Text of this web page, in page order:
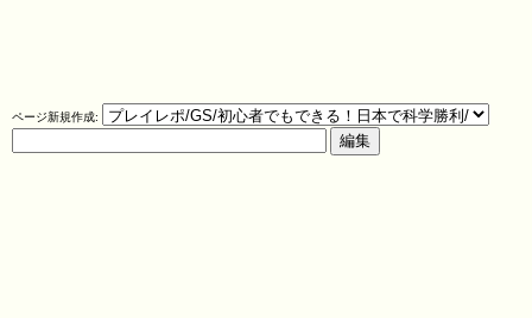
ページ新規作成: